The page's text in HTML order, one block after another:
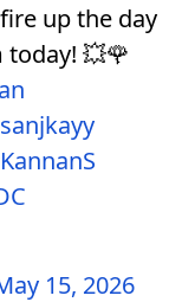
up the day
💥🌹
15, 2026